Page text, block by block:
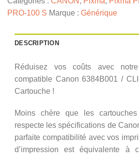
compatible
noire
PRO-100 S Marque : Générique
DESCRIPTION
Réduisez vos coûts avec
compatible Canon 6384B001 /
Cartouche !
Moins chère que les
respecte les spécifications de
parfaite compatibilité avec vos
d’impression est équivalente à